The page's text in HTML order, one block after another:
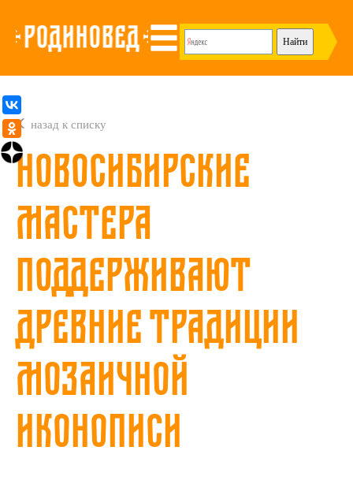
назад к списку
Новосибирские
мастера
поддерживают
древние традиции
мозаичной
иконописи